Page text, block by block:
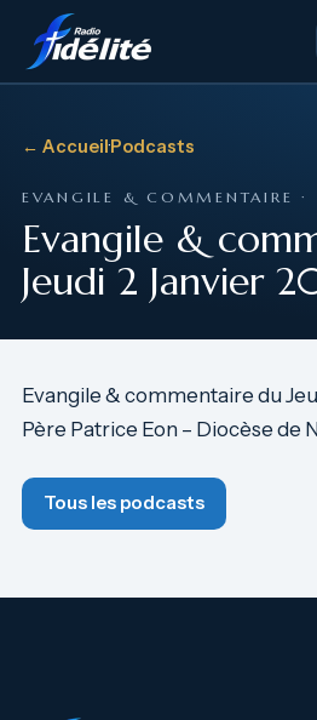
← Accueil·Podcasts
EVANGILE & COMMENTAIRE
Evangile &
Jeudi 2 Janvier
Evangile & commentaire du
Père Patrice Eon – Diocèse de
Tous les podcasts